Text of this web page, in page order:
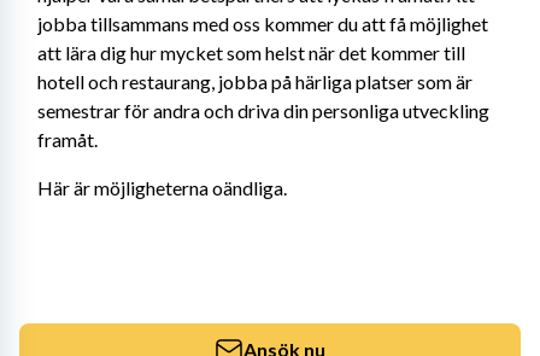
jobba tillsammans med oss kommer du att få möjlighet
att lära dig hur mycket som helst när det kommer till
hotell och restaurang, jobba på härliga platser som är
semestrar för andra och driva din personliga utveckling
framåt.
Här är möjligheterna oändliga.
Ansök nu